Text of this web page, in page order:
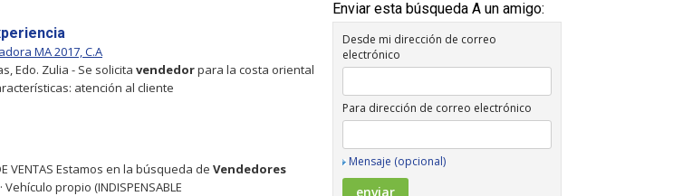
Enviar esta búsqueda A un amigo:
Desde mi dirección de correo
electrónico
Para dirección de correo electrónico
Mensaje (opcional)
MA 2017, C.A
Edo. Zulia - Se solicita vendedorpara la costa oriental
atención al cliente
VENTAS Estamos en la búsqueda de Vendedores
propio (INDISPENSABLE